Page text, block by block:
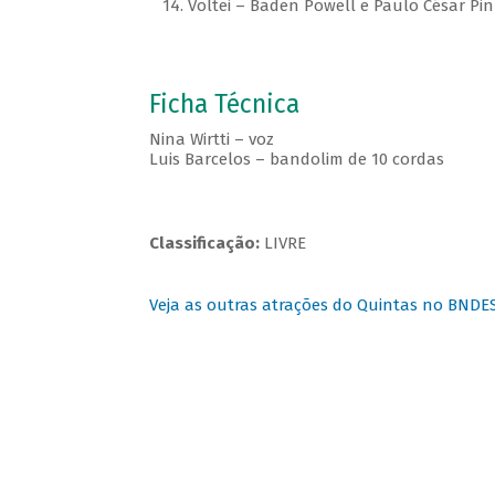
14. Voltei – Baden Powell e Paulo César
Ficha Técnica
Nina Wirtti – voz
Luis Barcelos – bandolim de 10 cordas
Classificação: LIVRE
Veja as outras atrações do Quintas no